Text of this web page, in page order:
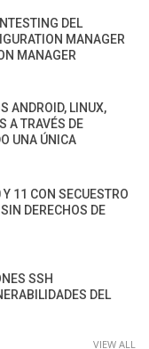
DEL
MANAGER
MANAGER
ANDROID, LINUX,
A TRAVÉS DE
UNA ÚNICA
11 CON SECUESTRO
DERECHOS DE
SSH
DEL
VIEW ALL